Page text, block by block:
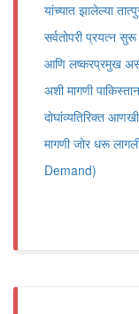
यांच्यात झालेल्या
सर्वतोपरी प्रयत्न
आणि लष्करप्रमुख
अशी मागणी
दोघांव्यतिरिक्त
मागणी जोर धरू
Demand)